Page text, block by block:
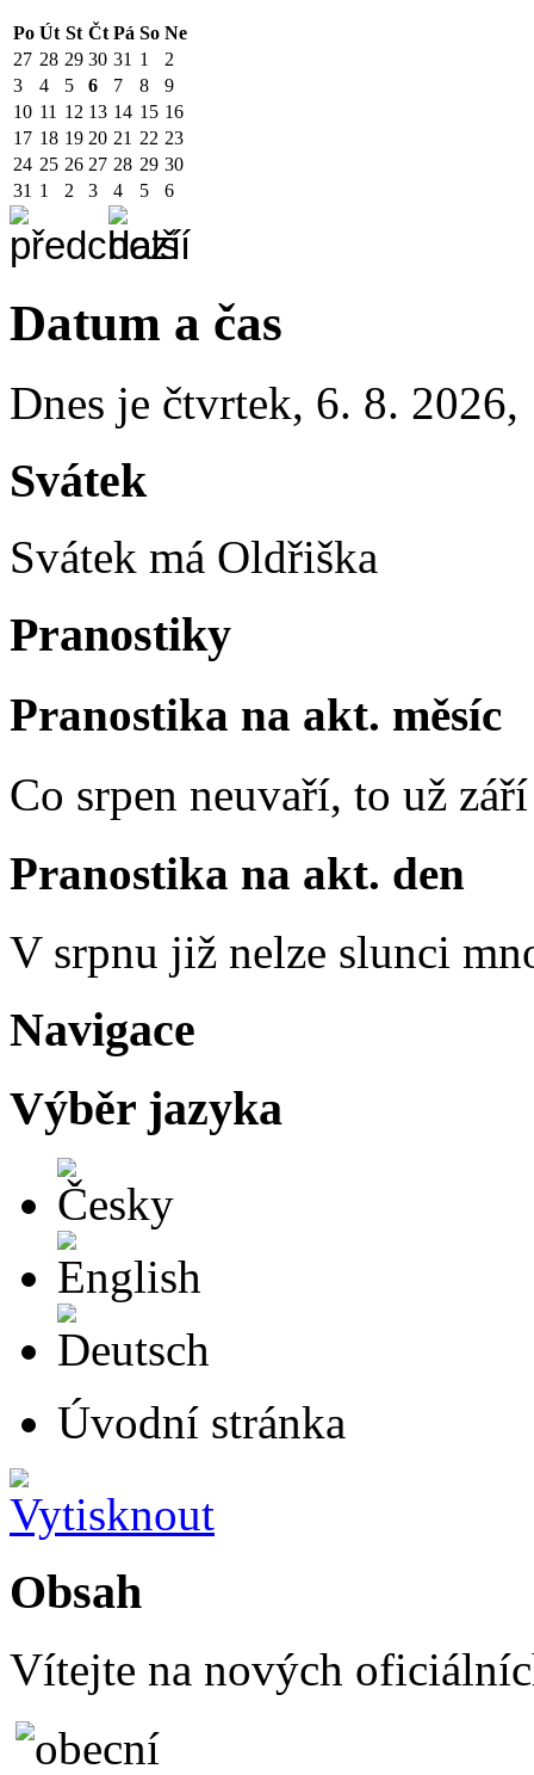
Po Út St Čt Pá So Ne
27 28 29 30 31 1
2
3
4 5 6 7 8
9
10 11 12 13 14 15 16
17 18 19 20 21 22 23
24 25 26 27 28 29 30
31 1 2 3 4 5 6
Datum a čas
Dnes je čtvrtek, 6. 8. 2026,
Svátek
Svátek má Oldřiška
Pranostiky
Pranostika na akt. měsíc
Co srpen neuvaří, to už
Pranostika na akt. den
V srpnu již nelze slunci
Navigace
Výběr jazyka
Úvodní stránka
Obsah
Vítejte na nových